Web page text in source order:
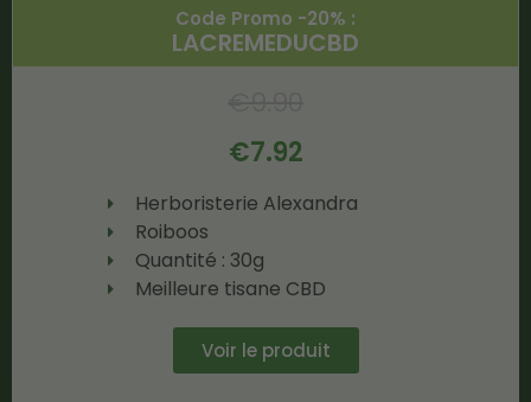
Code Promo -20% :
LACREMEDUCBD
€7.92
Herboristerie Alexandra
Roiboos
Quantité : 30g
Meilleure tisane CBD
Voir le produit